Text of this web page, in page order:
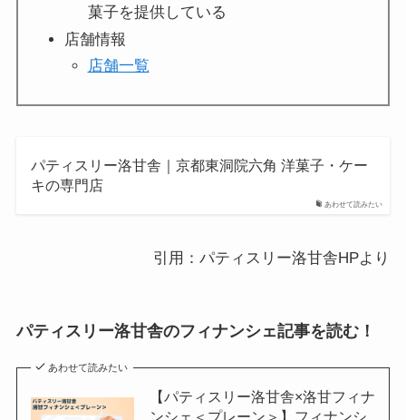
菓子を提供している
店舗情報
店舗一覧
あわせて読みたい
パティスリー洛甘舎｜京都東洞院六角 洋菓子・ケー
キの専門店
引用：パティスリー洛甘舎HPより
パティスリー洛甘舎のフィナンシェ記事を読む！
あわせて読みたい
【パティスリー洛甘舎×洛甘フィナ
ンシェ＜プレーン＞】フィナンシ